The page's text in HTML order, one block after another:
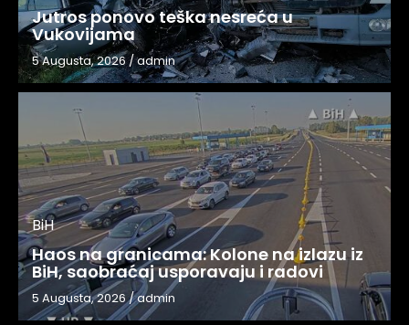
Jutros ponovo teška nesreća u
Vukovijama
5 Augusta, 2026/admin
BiH
Haos na granicama: Kolone na izlazu iz
BiH, saobraćaj usporavaju i radovi
5 Augusta, 2026/admin